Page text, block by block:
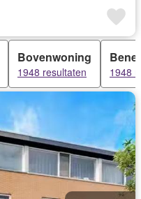
Bovenwoning
1948 resultaten 1948